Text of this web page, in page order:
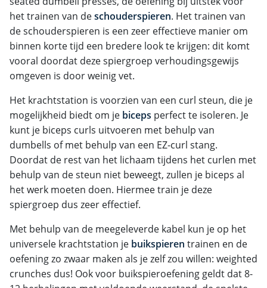
het trainen van deschouderspieren. Het trainen van
de schouderspieren is een zeer effectieve manier om
binnen korte tijd een bredere look te krijgen: dit komt
vooral doordat deze spiergroep verhoudingsgewijs
omgeven is door weinig vet.
Het krachtstation is voorzien van een curl steun, die je
mogelijkheid biedt om je biceps perfect te isoleren. Je
kunt je biceps curls uitvoeren met behulp van
dumbells of met behulp van een EZ-curl stang.
Doordat de rest van het lichaam tijdens het curlen met
behulp van de steun niet beweegt, zullen je biceps al
het werk moeten doen. Hiermee train je deze
spiergroep dus zeer effectief.
Met behulp van de meegeleverde kabel kun je op het
universele krachtstation je buikspieren trainen en de
oefening zo zwaar maken als je zelf zou willen: weighted
crunches dus! Ook voor buikspieroefening geldt dat 8-